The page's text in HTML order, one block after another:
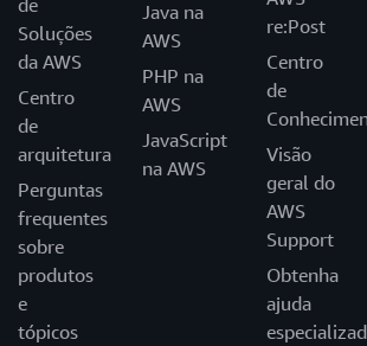
de
Soluções
da AWS
Centro
de
arquitetura
Perguntas
frequentes
sobre
produtos
e
tópicos
Java na
AWS
PHP na
AWS
JavaScript
na AWS
re:Post
Centro
de
Visão
geral do
AWS
Support
Obtenha
ajuda